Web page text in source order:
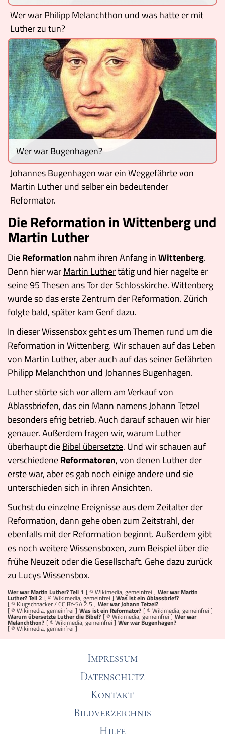
Wer war Philipp Melanchthon und was hatte er mit
Luther zu tun?
Wer war Bugenhagen?
Johannes Bugenhagen war ein Weggefährte von
Martin Luther und selber ein bedeutender
Reformator.
Die Reformation in Wittenberg und
Martin Luther
DieReformation nahm ihren Anfang inWittenberg.
Denn hier warMartin Luthertätig und hier nagelte er
seine95 Thesenans Tor der Schlosskirche. Wittenberg
wurde so das erste Zentrum der Reformation. Zürich
folgte bald, später kam Genf dazu.
In dieser Wissensbox geht es um Themen rund um die
Reformation in Wittenberg. Wir schauen auf das Leben
von Martin Luther, aber auch auf das seiner Gefährten
Philipp Melanchthon und Johannes Bugenhagen.
Luther störte sich vor allem am Verkauf von
Ablassbriefen, das ein Mann namensJohann Tetzel
besonders efrig betrieb. Auch darauf schauen wir hier
genauer. Außerdem fragen wir, warum Luther
überhaupt dieBibel übersetzte. Und wir schauen auf
verschiedeneReformatoren, von denen Luther der
erste war, aber es gab noch einige andere und sie
unterschieden sich in ihren Ansichten.
Suchst du einzelne Ereignisse aus dem Zeitalter der
Reformation, dann gehe oben zum Zeitstrahl, der
ebenfalls mit derReformation beginnt. Außerdem gibt
es noch weitere Wissensboxen, zum Beispiel über die
frühe Neuzeit oder die Gesellschaft. Gehe dazu zurück
zu Lucys Wissensbox.
Wer war Martin Luther? Teil 1 [ © Wikimedia, gemeinfrei ] Wer war Martin
Luther? Teil 2 [ © Wikimedia, gemeinfrei ] Was ist ein Ablassbrief?
[ © Klugschnacker/CC BY-SA 2.5 ] Wer war Johann Tetzel?
[ © Wikimedia, gemeinfrei ] Was ist ein Reformator? [ © Wikimedia, gemeinfrei ]
Warum übersetzte Luther die Bibel? [ © Wikimedia, gemeinfrei ] Wer war
Melanchthon? [ © Wikimedia, gemeinfrei ] Wer war Bugenhagen?
[ © Wikimedia, gemeinfrei ]
Impressum
Datenschutz
Kontakt
Bildverzeichnis
Hilfe